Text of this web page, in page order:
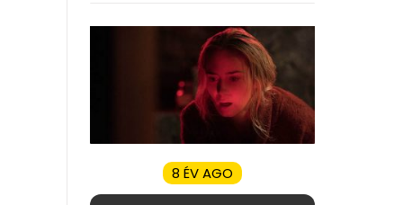
8 ÉV AGO